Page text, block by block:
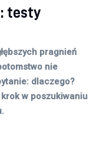
testy
pragnień
nie
dlaczego?
w poszukiwaniu